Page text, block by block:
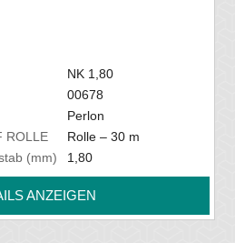
NK 1,80
00678
Perlon
ROLLE
Rolle – 30 m
(mm)
1,80
ANZEIGEN